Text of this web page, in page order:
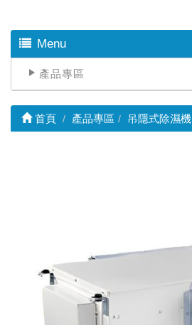
Menu
產品專區
首頁 產品專區 吊隱式除濕機